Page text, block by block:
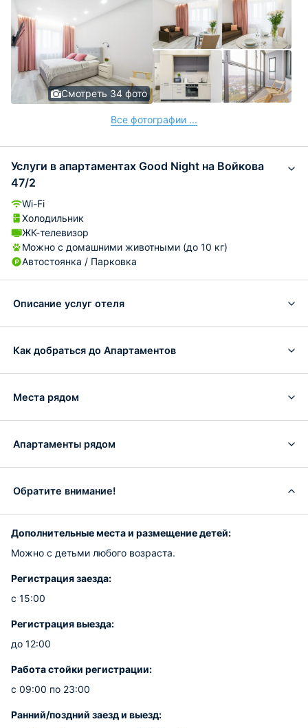
Смотреть 34 фото
Все фотографии ...
Услуги в апартаментах Good Night на Войкова
47/2
Wi-Fi
Холодильник
ЖК-телевизор
Можно с домашними животными (до 10 кг)
Автостоянка / Парковка
Описание услуг отеля
Как добраться до Апартаментов
Места рядом
Апартаменты рядом
Обратите внимание!
Дополнительные места и размещение детей:
Можно с детьми любого возраста.
Регистрация заезда:
с 15:00
Регистрация выезда:
до 12:00
Работа стойки регистрации:
с 09:00 по 23:00
Ранний/поздний заезд и выезд: